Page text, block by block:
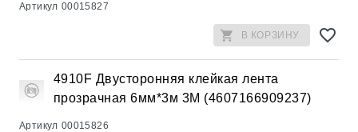
Артикул 00015827
В КОРЗИНУ
4910F Двусторонняя клейкая лента
прозрачная 6мм*3м 3М (4607166909237)
Артикул 00015826